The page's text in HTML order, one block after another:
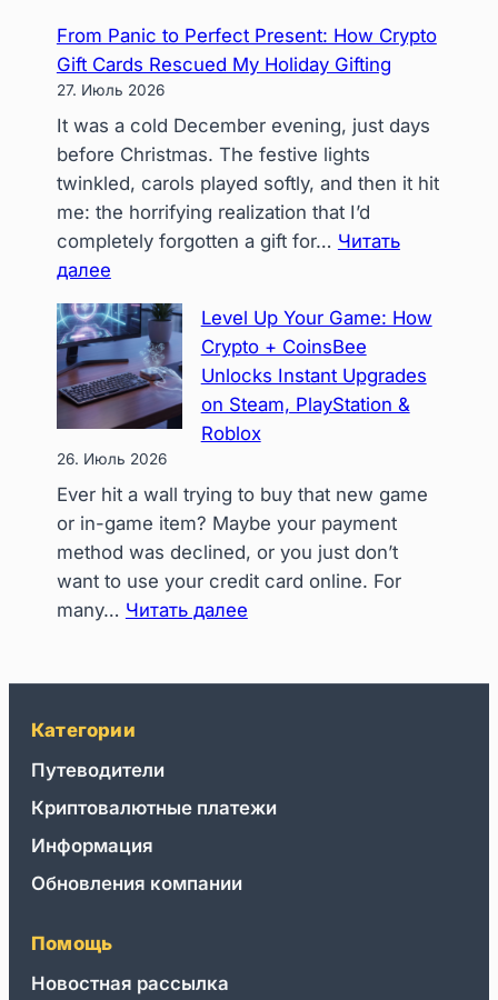
Stablecoins:
Navigating
Volatility
in
a
‘Crypto-
Only’
Spending
Landscape
From Panic to Perfect Present: How Crypto
Gift Cards Rescued My Holiday Gifting
27. Июль 2026
It was a cold December evening, just days
before Christmas. The festive lights
twinkled, carols played softly, and then it hit
me: the horrifying realization that I’d
completely forgotten a gift for… Читать
далее:
Panic
to
Perfect
Present:
Crypto
Gift
Cards
Rescued
My
Holiday
Level Up Your Game: How
Crypto + CoinsBee
Unlocks Instant Upgrades
on Steam, PlayStation &
Roblox
26. Июль 2026
Ever hit a wall trying to buy that new game
or in-game item? Maybe your payment
method was declined, or you just don’t
want to use your credit card online. For
many… Читать далее:
+
Категории
Путеводители
Криптовалютные платежи
Информация
Обновления компании
Помощь
Новостная рассылка